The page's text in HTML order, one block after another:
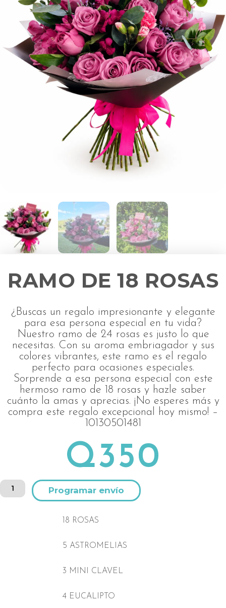
RAMO DE 18 ROSAS
¿Buscas un regalo impresionante y elegante
para esa persona especial en tu vida?
Nuestro ramo de 24 rosas es justo lo que
necesitas. Con su aroma embriagador y sus
colores vibrantes, este ramo es el regalo
perfecto para ocasiones especiales.
Sorprende a esa persona especial con este
hermoso ramo de 18 rosas y hazle saber
cuánto la amas y aprecias. ¡No esperes más y
compra este regalo excepcional hoy mismo! –
10130501481
Q350
Ramo
de
18 ROSAS
5 ASTROMELIAS
3 MINI CLAVEL
4 EUCALIPTO